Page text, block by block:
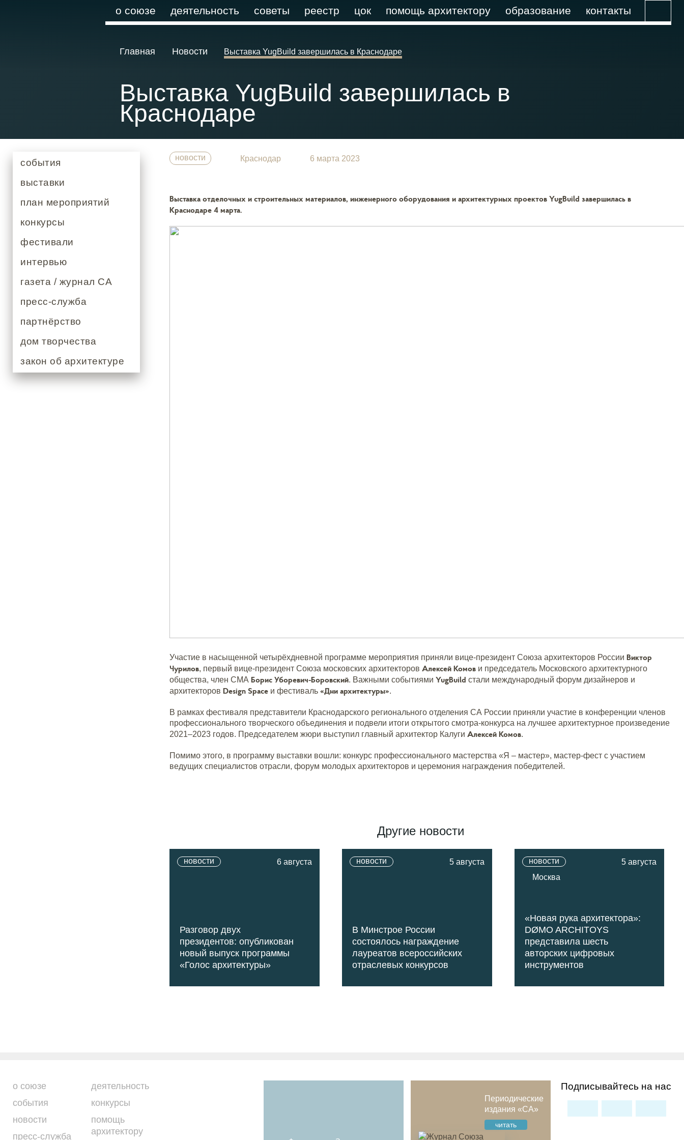
о союзе деятельность советы реестр цок помощь архитектору образование контакты
Главная Новости Выставка YugBuild завершилась в Краснодаре
Выставка YugBuild завершилась в
Краснодаре
события
выставки
план мероприятий
конкурсы
фестивали
интервью
газета / журнал СА
пресс-служба
партнёрство
дом творчества
закон об архитектуре
новости Краснодар 6 марта 2023
Выставка отделочных и строительных материалов, инженерного оборудования и архитектурных проектов YugBuild завершилась в
Краснодаре 4 марта.
Участие в насыщенной четырёхдневной программе мероприятия приняли вице-президент Союза архитекторов РоссииВиктор
Чурилов, первый вице-президент Союза московских архитекторовАлексей Комов и председатель Московского архитектурного
общества, член СМАБорис Уборевич-Боровский. Важными событиямиYugBuildстали международный форум дизайнеров и
архитекторовDesign Space и фестиваль«Дни архитектуры».
В рамках фестиваля представители Краснодарского регионального отделения СА России приняли участие в конференции членов
профессионального творческого объединения и подвели итоги открытого смотра-конкурса на лучшее архитектурное произведение
2021–2023 годов. Председателем жюри выступил главный архитектор КалугиАлексей Комов.
Помимо этого, в программу выставки вошли: конкурс профессионального мастерства «Я – мастер», мастер-фест с участием
ведущих специалистов отрасли, форум молодых архитекторов и церемония награждения победителей.
Другие новости
новости 6 августа
Разговор двух
президентов: опубликован
новый выпуск программы
«Голос архитектуры»
новости 5 августа
В Минстрое России
состоялось награждение
лауреатов всероссийских
отраслевых конкурсов
новости
Москва
5 августа
«Новая рука архитектора»:
DØMO ARCHITOYS
представила шесть
авторских цифровых
инструментов
о союзе
события
новости
пресс-служба
деятельность
конкурсы
помощь
архитектору
Подписывайтесь на нас
Периодические
издания «СА»
читать